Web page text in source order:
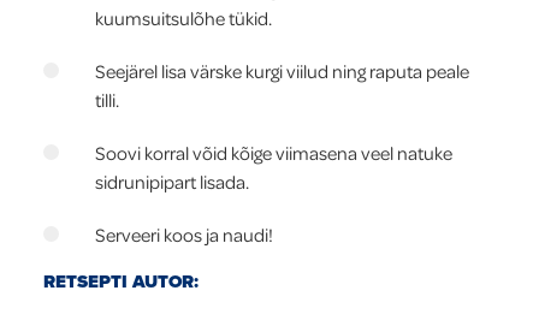
kuumsuitsulõhe tükid.
Seejärel lisa värske kurgi viilud ning raputa peale
tilli.
Soovi korral võid kõige viimasena veel natuke
sidrunipipart lisada.
Serveeri koos ja naudi!
RETSEPTI AUTOR: